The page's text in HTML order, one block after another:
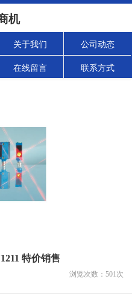
机
关于我们 公司动态
在线留言 联系方式
特价销售
浏览次数： 501次